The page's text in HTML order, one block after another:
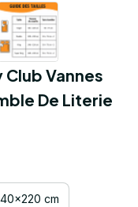
Vannes
De Literie
cm